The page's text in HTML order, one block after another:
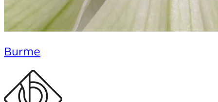
Burme